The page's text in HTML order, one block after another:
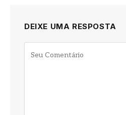
DEIXE UMA RESPOSTA